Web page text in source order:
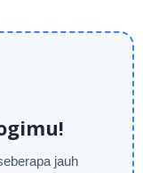
jauh